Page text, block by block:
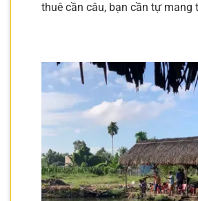
thuê cần câu, bạn cần tự mang